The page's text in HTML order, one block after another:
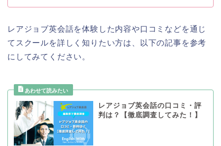
レアジョブ英会話を体験した内容や口コミなどを通じ
てスクールを詳しく知りたい方は、以下の記事を参考
にしてみてください。
レアジョブ英会話の口コミ・評
判は？【徹底調査してみた！】